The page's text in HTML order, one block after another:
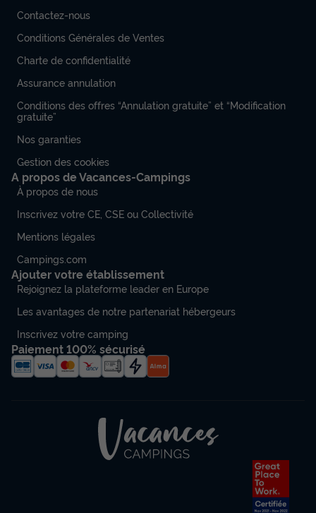
Contactez-nous
Conditions Générales de Ventes
Charte de confidentialité
Assurance annulation
Conditions des offres “Annulation gratuite” et “Modification
gratuite”
Nos garanties
Gestion des cookies
A propos de Vacances-Campings
À propos de nous
Inscrivez votre CE, CSE ou Collectivité
Mentions légales
Campings.com
Ajouter votre établissement
Rejoignez la plateforme leader en Europe
Les avantages de notre partenariat hébergeurs
Inscrivez votre camping
Paiement 100% sécurisé